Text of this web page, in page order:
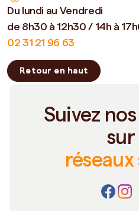
Du lundi au Vendredi
de 8h30 à 12h30 / 14h à
02 31 21 96 63
Retour en haut
Suivez
sur